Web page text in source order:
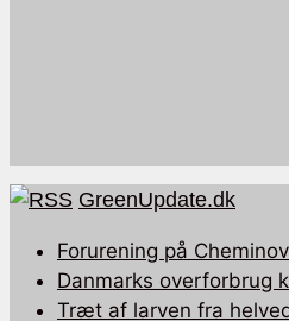
GreenUpdate.dk
Forurening på
Danmarks overforbrug
Træt af larven fra